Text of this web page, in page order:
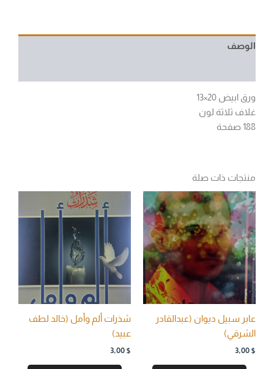
الوصف
ورق ابيض 20×13
غلاف ثلاثة لون
188 صفحة
منتجات ذات صلة
عابر سبيل ديوان (عبدالقادر
الشرقي)
3,00 $
شذرات ألم وأمل (خالد لطف
عبيد)
3,00 $